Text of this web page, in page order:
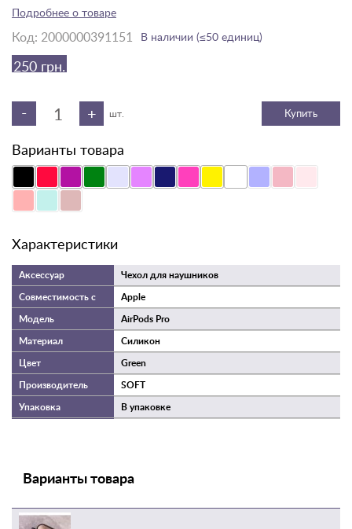
Поверхность снаружи матовая, благодаря чему его приятно
держать и он не скользит в руке. Чехол дополнительно
оснащен карабином, поэтому его будет удобно зафиксировать
на сумке или рюкзаке.
Чехол защищает зарядный кейс AirPods от царапин, пыли и
различных повреждений. Стойко переносит перепады
температуры и не выцветает под воздействием солнечных
лучей.
Подробнее о товаре
Код: 2000000391151 В наличии (≤50 единиц)
250 грн.
- + шт. Купить
Варианты товара
Характеристики
Чехол для наушников
Apple
AirPods Pro
Силикон
Green
SOFT
В упаковке
Варианты товара